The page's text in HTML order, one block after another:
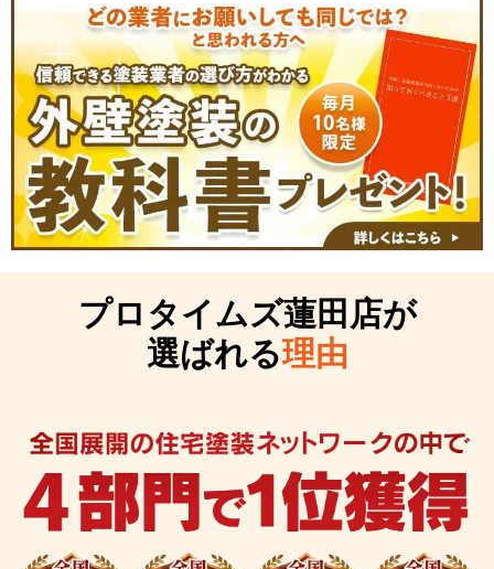
プロタイムズ蓮田店が
選ばれる理由